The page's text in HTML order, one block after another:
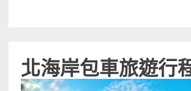
北海岸包車旅遊行